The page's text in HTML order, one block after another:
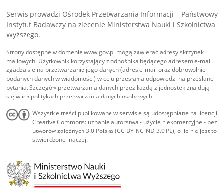
Serwis prowadzi Ośrodek Przetwarzania Informacji – Państwowy
Instytut Badawczy na zlecenie Ministerstwa Nauki i Szkolnictwa
Wyższego.
Strony dostępne w domenie www.gov.pl mogą zawierać adresy skrzynek
mailowych. Użytkownik korzystający z odnośnika będącego adresem e-mail
zgadza się na przetwarzanie jego danych (adres e-mail oraz dobrowolnie
podanych danych w wiadomości) w celu przesłania odpowiedzi na przesłane
pytania. Szczegóły przetwarzania danych przez każdą z jednostek znajdują
się w ich politykach przetwarzania danych osobowych.
Wszystkie treści publikowane w serwisie są udostępniane na licencji
Creative Commons: uznanie autorstwa - użycie niekomercyjne - bez
utworów zależnych 3.0 Polska (CC BY-NC-ND 3.0 PL), o ile nie jest to
stwierdzone inaczej.